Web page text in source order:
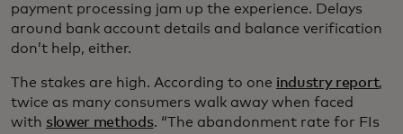
payment processing jam up the experience. Delays
around bank account details and balance verification
don’t help, either.
The stakes are high. According to one industry report,
twice as many consumers walk away when faced
with slower methods. “The abandonment rate for FIs